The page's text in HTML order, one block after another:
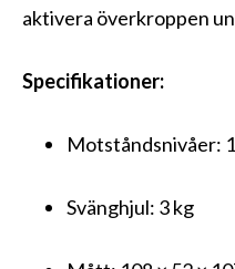
aktivera överkroppen
Specifikationer:
Motståndsnivåer:
Svänghjul: 3 kg